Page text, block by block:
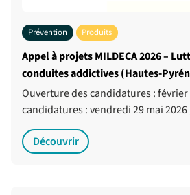
Prévention Produits
Appel à projets MILDECA 2026 –
conduites addictives (Hautes-
Ouverture des candidatures :
candidatures : vendredi 29 mai
Découvrir